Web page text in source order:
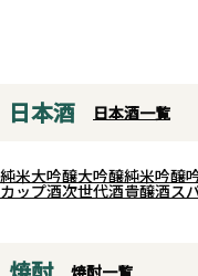
ような香りを際立たせていま
水）を使用して口当たりを
めらかに。暑い日にロック
す。
日本酒 日本酒一覧
純米大吟醸大吟醸純米吟醸
カップ酒次世代酒貴醸酒ス